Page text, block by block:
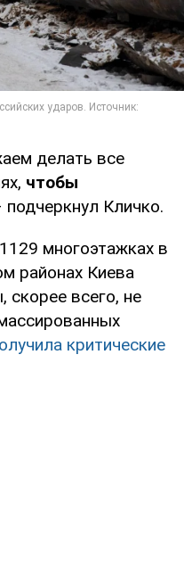
делать все
чтобы
подчеркнул Кличко.
многоэтажках в
районах Киева
скорее всего, не
критические